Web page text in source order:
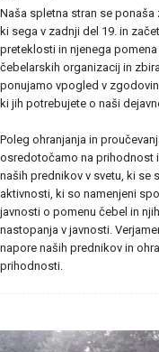
Naša spletna stran se
ki sega v zadnji del 19. in
preteklosti in njenega
čebelarskih organizacij in
ponujamo vpogled v
ki jih potrebujete o naši
Poleg ohranjanja in
osredotočamo na prihodnost
naših prednikov v svetu, ki se
aktivnosti, ki so namenjeni
javnosti o pomenu čebel in
nastopanja v javnosti.
napore naših prednikov in
prihodnosti.